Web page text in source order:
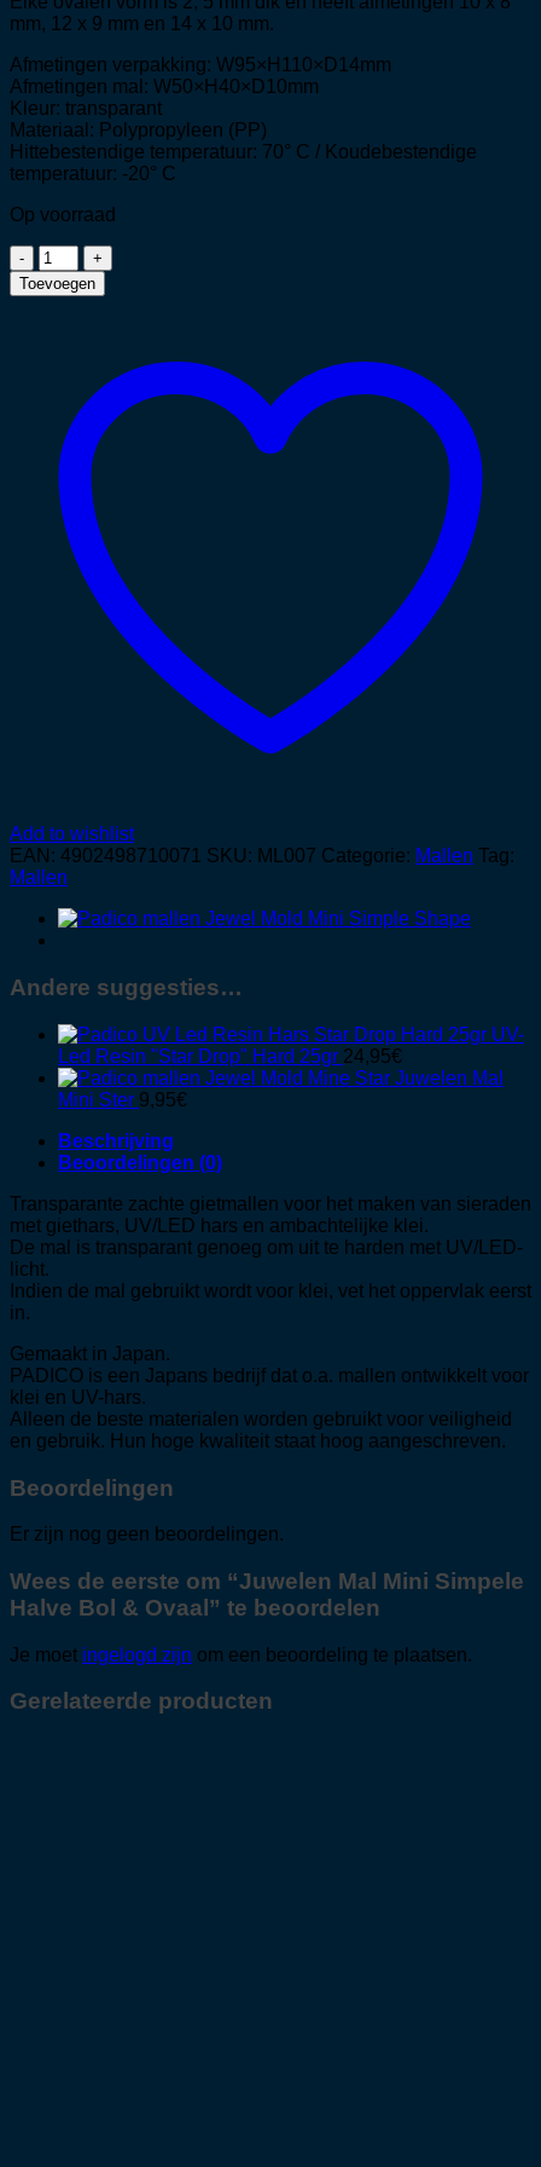
mm, 12 x 9 mm en 14 x 10 mm.
Afmetingen verpakking: W95×H110×D14mm
Afmetingen mal: W50×H40×D10mm
Kleur: transparant
Materiaal: Polypropyleen (PP)
Hittebestendige temperatuur: 70° C / Koudebestendige
temperatuur: -20° C
Op voorraad
Juwelen
Mal
Mini
Ovaal
aantal
Toevoegen
Add to wishlist
EAN: 4902498710071 SKU: ML007 Categorie: Mallen Tag:
Mallen
Andere suggesties…
UV-
Led Resin "Star Drop" Hard 25gr 24,95€
Juwelen Mal
Mini Ster 9,95€
Beschrijving
Beoordelingen (0)
Transparante zachte gietmallen voor het maken van sieraden
met giethars, UV/LED hars en ambachtelijke klei.
De mal is transparant genoeg om uit te harden met UV/LED-
licht.
Indien de mal gebruikt wordt voor klei, vet het oppervlak eerst
in.
Gemaakt in Japan.
PADICO is een Japans bedrijf dat o.a. mallen ontwikkelt voor
klei en UV-hars.
Alleen de beste materialen worden gebruikt voor veiligheid
en gebruik. Hun hoge kwaliteit staat ​​hoog aangeschreven.
Beoordelingen
Er zijn nog geen beoordelingen.
Wees de eerste om “Juwelen Mal Mini Simpele
Halve Bol & Ovaal” te beoordelen
Je moet ingelogd zijn om een beoordeling te plaatsen.
Gerelateerde producten